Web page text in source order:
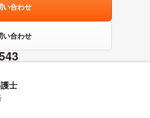
い合わせ
い合わせ
士